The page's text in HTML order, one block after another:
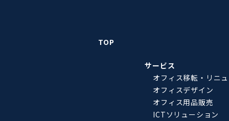
TOP
サービス
オフィス移転・リニ
オフィスデザイン
オフィス用品販売
ICTソリューション